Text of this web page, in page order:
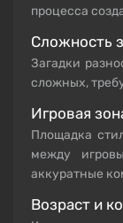
процесса
Сложность
Загадки
сложных,
Игровая
Площадка
между
аккуратные
Возраст и